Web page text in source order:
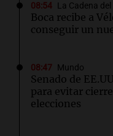
08:54 La Cadena del
Boca recibe a
conseguir un
08:47 Mundo
Senado de
para evitar
elecciones